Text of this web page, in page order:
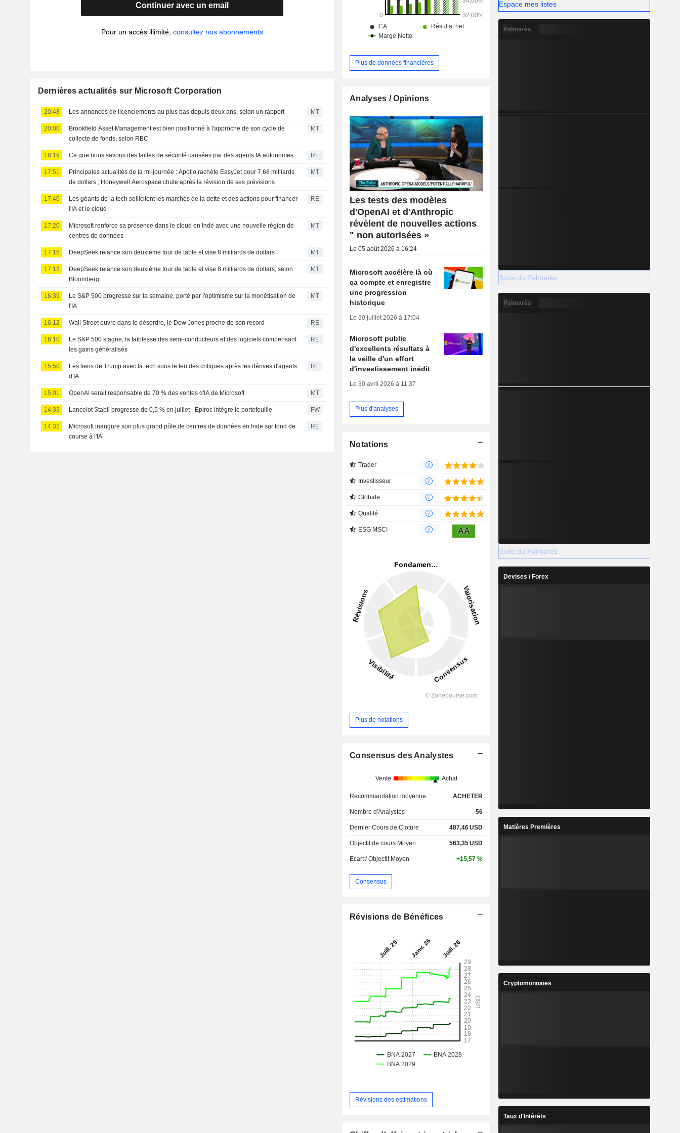
Continuer avec un email
Pour un accès illimité,consultez nos abonnements
Dernières actualités sur Microsoft Corporation
20:48 Les annonces de licenciements au plus bas depuis deux ans, selon un rapport MT
20:00
Brookfield Asset Management est bien positionné à l'approche de son cycle de
collecte de fonds, selon RBC
MT
18:19 Ce que nous savons des failles de sécurité causées par des agents IA autonomes RE
17:51
Principales actualités de la mi-journée : Apollo rachète EasyJet pour 7,68 milliards
de dollars ; Honeywell Aerospace chute après la révision de ses prévisions
MT
17:40
Les géants de la tech sollicitent les marchés de la dette et des actions pour financer
l'IA et le cloud
RE
17:20
Microsoft renforce sa présence dans le cloud en Inde avec une nouvelle région de
centres de données
MT
17:15 DeepSeek relance son deuxième tour de table et vise 8 milliards de dollars MT
17:13
DeepSeek relance son deuxième tour de table et vise 8 milliards de dollars, selon
Bloomberg
MT
16:39
Le S&P 500 progresse sur la semaine, porté par l'optimisme sur la monétisation de
l'IA
MT
16:12 Wall Street ouvre dans le désordre, le Dow Jones proche de son record RE
16:10
Le S&P 500 stagne, la faiblesse des semi-conducteurs et des logiciels compensant
les gains généralisés
RE
15:50
Les liens de Trump avec la tech sous le feu des critiques après les dérives d'agents
d'IA
RE
15:01 OpenAI serait responsable de 70 % des ventes d'IA de Microsoft MT
14:33 Lancelot Stabil progresse de 0,5 % en juillet - Epiroc intègre le portefeuille FW
14:32
Microsoft inaugure son plus grand pôle de centres de données en Inde sur fond de
course à l'IA
RE
Plus de données financières
Analyses / Opinions
Les tests des modèles
d'OpenAI et d'Anthropic
révèlent de nouvelles actions
" non autorisées »
Le 05 août 2026 à 16:24
Microsoft accélère là où
ça compte et enregistre
une progression
historique
Le 30 juillet 2026 à 17:04
Microsoft publie
d'excellents résultats à
la veille d'un effort
d'investissement inédit
Le 30 avril 2026 à 11:37
Plus d'analyses
Notations
Trader
Investisseur
Globale
Qualité
ESG MSCI AA
Plus de notations
Consensus des Analystes
Vente Achat
Recommandation moyenne ACHETER
Nombre d'Analystes 56
Dernier Cours de Cloture 487,46USD
Objectif de cours Moyen 563,35USD
Ecart / Objectif Moyen +15,57 %
Consensus
Révisions de Bénéfices
Révisions des estimations
Espace mes listes
Palmarès
Suite du Palmarès
Palmarès
Suite du Palmarès
Devises / Forex
Matières Premières
Cryptomonnaies
Taux d'Intérêts